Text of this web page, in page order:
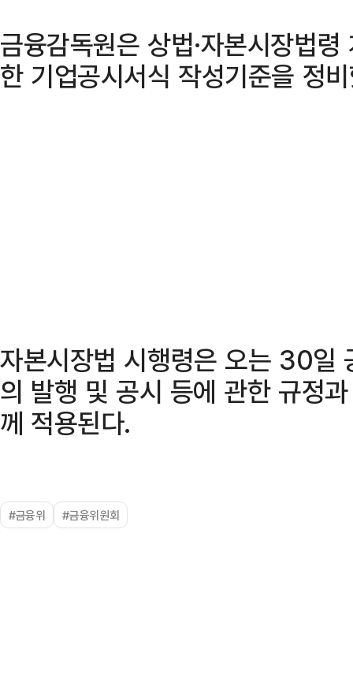
금융감독원은 상법·자본시장법
한 기업공시서식 작성기준을 정
자본시장법 시행령은 오는 30일
의 발행 및 공시 등에 관한 규정
께 적용된다.
#금융위 #금융위원회